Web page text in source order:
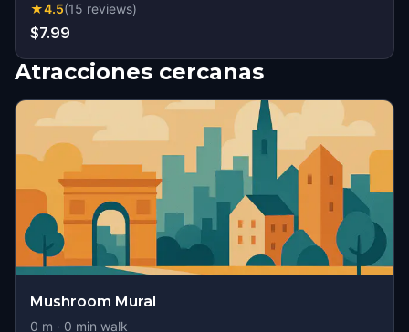
★4.5(15 reviews)
$7.99
Atracciones cercanas
Mushroom Mural
0 m · 0 min walk